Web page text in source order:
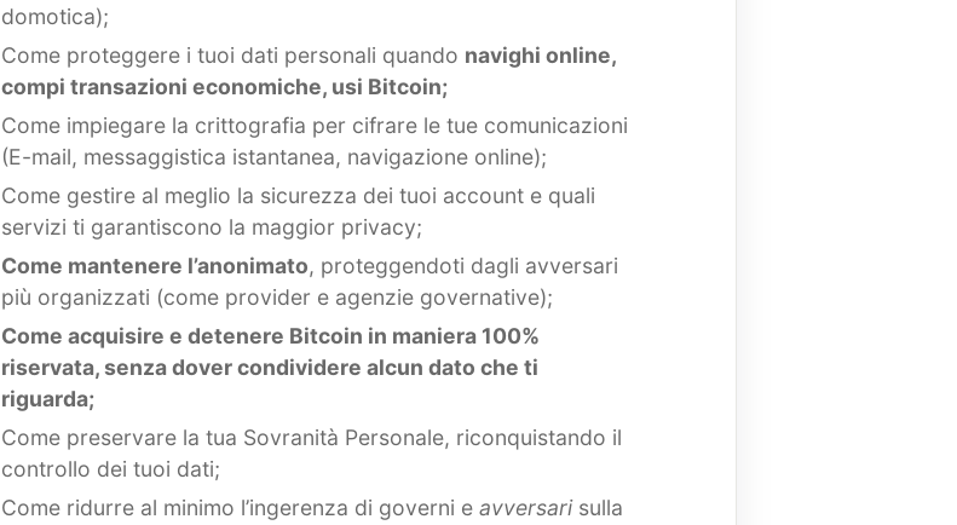
domotica);
Come proteggere i tuoi dati personali quando navighi online,
compi transazioni economiche, usi Bitcoin;
Come impiegare la crittografia per cifrare le tue comunicazioni
(E-mail, messaggistica istantanea, navigazione online);
Come gestire al meglio la sicurezza dei tuoi account e quali
servizi ti garantiscono la maggior privacy;
Come mantenere l’anonimato, proteggendoti dagli avversari
più organizzati (come provider e agenzie governative);
Come acquisire e detenere Bitcoin in maniera 100%
riservata, senza dover condividere alcun dato che ti
riguarda;
Come preservare la tua Sovranità Personale, riconquistando il
controllo dei tuoi dati;
Come ridurre al minimo l’ingerenza di governi e avversarisulla